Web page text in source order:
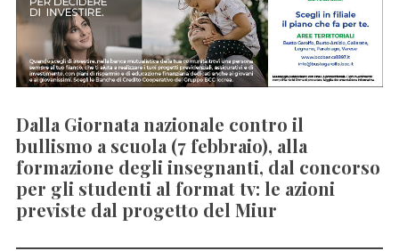
Dalla Giornata nazionale contro il
bullismo a scuola (7 febbraio), alla
formazione degli insegnanti, dal concorso
per gli studenti al format tv: le azioni
previste dal progetto del Miur